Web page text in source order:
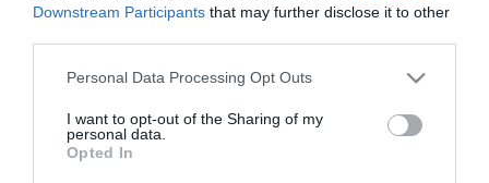
Downstream Participants that may further disclose it to other
Personal Data Processing Opt Outs
I want to opt-out of the Sharing of my
personal data.
Opted In